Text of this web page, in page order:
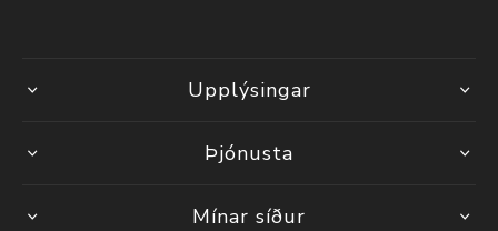
Upplýsingar
Þjónusta
Mínar síður